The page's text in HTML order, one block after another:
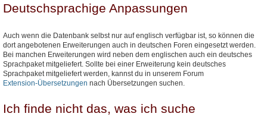
Deutschsprachige Anpassungen
Auch wenn die Datenbank selbst nur auf englisch verfügbar ist, so können die
dort angebotenen Erweiterungen auch in deutschen Foren eingesetzt werden.
Bei manchen Erweiterungen wird neben dem englischen auch ein deutsches
Sprachpaket mitgeliefert. Sollte bei einer Erweiterung kein deutsches
Sprachpaket mitgeliefert werden, kannst du in unserem Forum
Extension-Übersetzungen nach Übersetzungen suchen.
Ich finde nicht das, was ich suche